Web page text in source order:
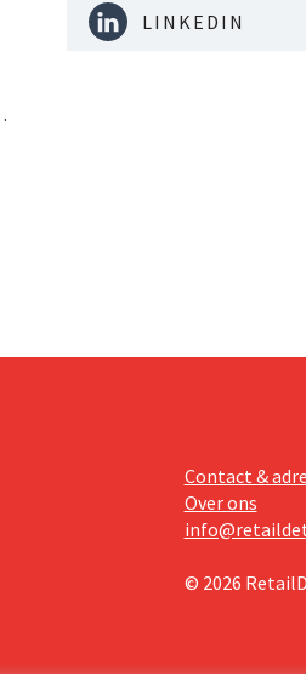
LINKEDIN
Contact &
Over ons
© 2026